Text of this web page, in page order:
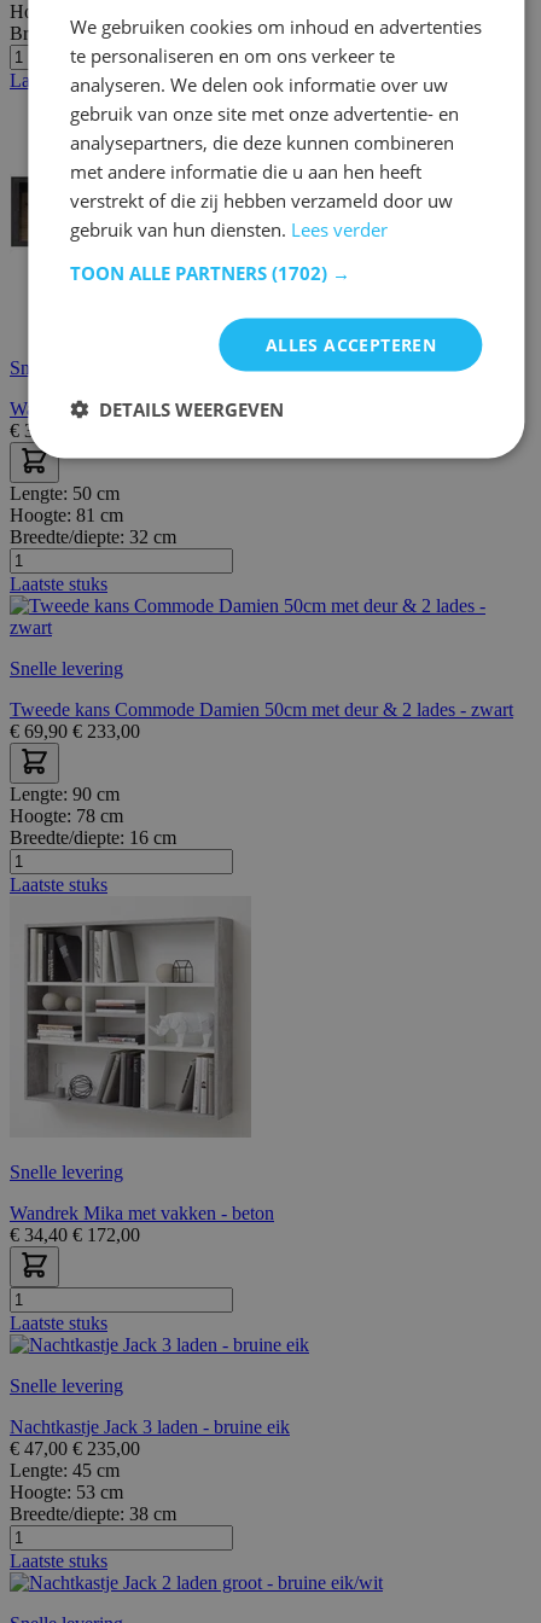
Hoogte:
Breedte/diepte:25 cm
Laatste stuks
Snelle levering
Wandrek In-Loft
€ 35,60
Lengte: 50 cm
Hoogte: 81 cm
Breedte/diepte: 32 cm
Laatste stuks
Snelle levering
Tweede kans Commode Damien 50cm met deur & 2 lades - zwart
€ 69,90 € 233,00
Lengte: 90 cm
Hoogte: 78 cm
Breedte/diepte: 16 cm
Laatste stuks
Snelle levering
Wandrek Mika met vakken - beton
€ 34,40 € 172,00
Laatste stuks
Snelle levering
Nachtkastje Jack 3 laden - bruine eik
€ 47,00 € 235,00
Lengte: 45 cm
Hoogte: 53 cm
Breedte/diepte: 38 cm
Laatste stuks
We gebruiken cookies om inhoud en advertenties
te personaliseren en om ons verkeer te
analyseren. We delen ook informatie over uw
gebruik van onze site met onze advertentie- en
analysepartners, die deze kunnen combineren
met andere informatie die u aan hen heeft
verstrekt of die zij hebben verzameld door uw
gebruik van hun diensten. Lees verder
TOON ALLE PARTNERS (1702) →
ALLES ACCEPTEREN
DETAILS WEERGEVEN